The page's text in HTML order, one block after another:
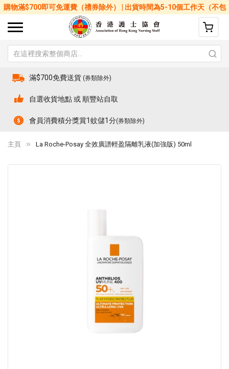
購物滿$700即可免運費（禮券除外） | 出貨時間為5-10個工作天（不包
括星期六、日及公眾假期）
滿$700免費送貨 (券類除外)
自選收貨地點 或 順豐站自取
會員消費積分獎賞1蚊儲1分(券類除外)
主頁 La Roche-Posay 全效廣譜輕盈隔離乳液(加強版) 50ml